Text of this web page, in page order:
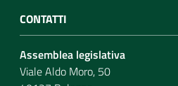
CONTATTI
Assemblea legislativa
Viale Aldo Moro, 50